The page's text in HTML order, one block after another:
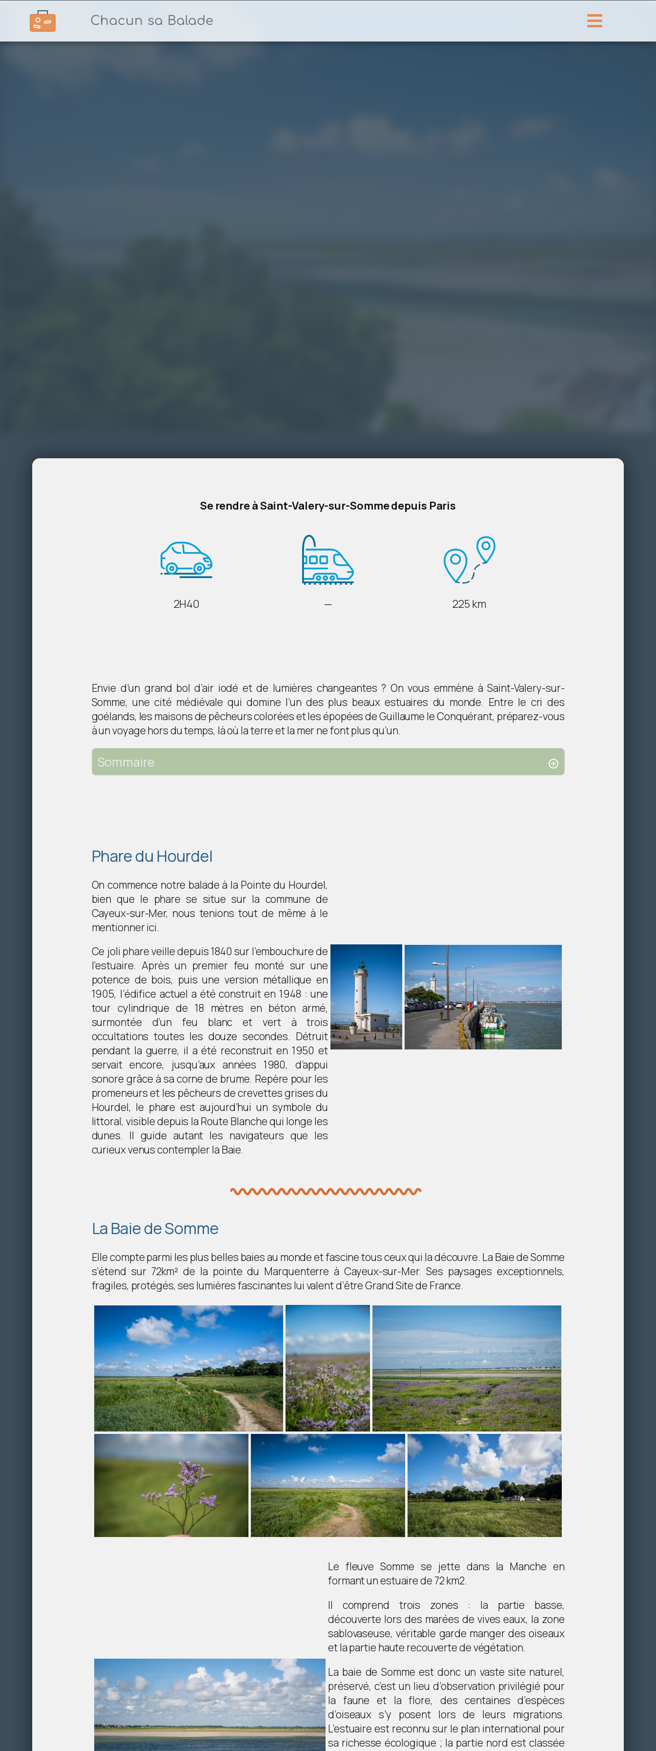
Chacun sa Balade
Se rendre à Saint-Valery-sur-Sommedepuis Paris
2H40 — 225 km
Envie d’un grand bol d’air iodé et de lumières changeantes ? On vous emmène à Saint-Valery-sur-
Somme, une cité médiévale qui domine l’un des plus beaux estuaires du monde. Entre le cri des
goélands, les maisons de pêcheurs colorées et les épopées de Guillaume le Conquérant, préparez-vous
à un voyage hors du temps, là où la terre et la mer ne font plus qu’un.
Sommaire
Phare du Hourdel
On commence notre balade à la Pointe du Hourdel,
bien que le phare se situe sur la commune de
Cayeux-sur-Mer, nous tenions tout de même à le
mentionner ici.
Ce joli phare veille depuis 1840 sur l’embouchure de
l’estuaire. Après un premier feu monté sur une
potence de bois, puis une version métallique en
1905, l’édifice actuel a été construit en 1948 : une
tour cylindrique de 18 mètres en béton armé,
surmontée d’un feu blanc et vert à trois
occultations toutes les douze secondes. Détruit
pendant la guerre, il a été reconstruit en 1950 et
servait encore, jusqu’aux années 1980, d’appui
sonore grâce à sa corne de brume. Repère pour les
promeneurs et les pêcheurs de crevettes grises du
Hourdel, le phare est aujourd’hui un symbole du
littoral, visible depuis la Route Blanche qui longe les
dunes. Il guide autant les navigateurs que les
curieux venus contempler la Baie.
La Baie de Somme
Elle compte parmi les plus belles baies au monde et fascine tous ceux qui la découvre. La Baie de Somme
s’étend sur 72km² de la pointe du Marquenterre à Cayeux-sur-Mer. Ses paysages exceptionnels,
fragiles, protégés, ses lumières fascinantes lui valent d’être Grand Site de France.
Le fleuve Somme se jette dans la Manche en
formant un estuaire de 72 km2.
Il comprend trois zones : la partie basse,
découverte lors des marées de vives eaux, la zone
sablovaseuse, véritable garde manger des oiseaux
et la partie haute recouverte de végétation.
La baie de Somme est donc un vaste site naturel,
préservé, c’est un lieu d’observation privilégié pour
la faune et la flore, des centaines d’espèces
d’oiseaux s’y posent lors de leurs migrations.
L’estuaire est reconnu sur le plan international pour
sa richesse écologique ; la partie nord est classée